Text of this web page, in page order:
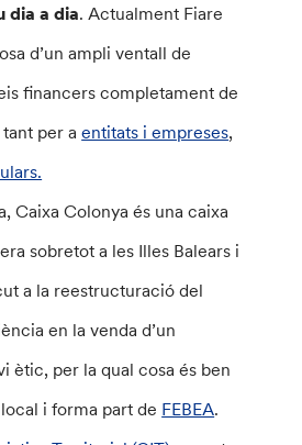
dia a dia. Actualment Fiare
d’un ampli ventall de
financers completament de
tant per aentitats i empreses,
Caixa Colonya és una caixa
sobretot a les Illes Balears i
a la reestructuració del
en la venda d’un
ètic, per la qual cosa és ben
i forma part de FEBEA.